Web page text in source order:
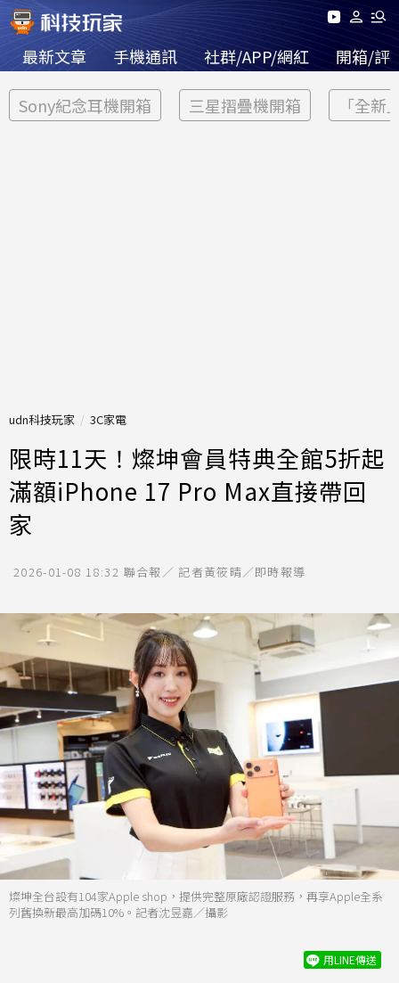
最新文章 手機通訊 社群/APP/網紅 開箱/評
Sony紀念耳機開箱 三星摺疊機開箱 「全新
udn科技玩家 3C家電
限時11天！燦坤會員特典全館5折起
滿額iPhone 17 Pro Max直接帶回
家
2026-01-08 18:32 聯合報／ 記者黃筱晴／即時報導
燦坤全台設有104家Apple shop，提供完整原廠認證服務，再享Apple全系
列舊換新最高加碼10%。記者沈昱嘉／攝影
用LINE傳送